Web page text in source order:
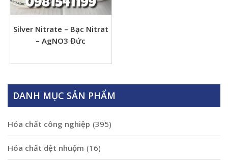
Silver Nitrate – Bạc Nitrat
– AgNO3 Đức
DANH MỤC SẢN PHẨM
Hóa chất công nghiệp (395)
Hóa chất dệt nhuộm (16)